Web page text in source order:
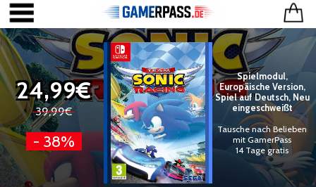
24,99€
39,99€
- 38%
Spielmodul,
Europäische Version,
Spiel auf Deutsch, Neu
eingeschweißt
Tausche nach Belieben
mit GamerPass
14 Tage gratis